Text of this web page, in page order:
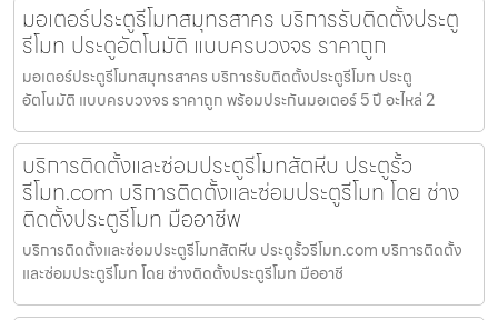
มอเตอร์ประตูรีโมทสมุทรสาคร บริการรับติดตั้งประตู
รีโมท ประตูอัตโนมัติ แบบครบวงจร ราคาถูก
มอเตอร์ประตูรีโมทสมุทรสาคร บริการรับติดตั้งประตูรีโมท ประตู
อัตโนมัติ แบบครบวงจร ราคาถูก พร้อมประกันมอเตอร์ 5 ปี อะไหล่ 2
บริการติดตั้งและซ่อมประตูรีโมทสัตหีบ ประตูรั้ว
รีโมท.com บริการติดตั้งและซ่อมประตูรีโมท โดย ช่าง
ติดตั้งประตูรีโมท มืออาชีพ
บริการติดตั้งและซ่อมประตูรีโมทสัตหีบ ประตูรั้วรีโมท.com บริการติดตั้ง
และซ่อมประตูรีโมท โดย ช่างติดตั้งประตูรีโมท มืออาชี